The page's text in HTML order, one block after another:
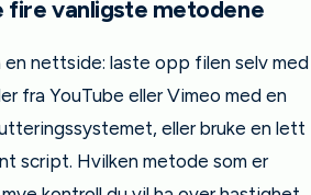
fire vanligste metodene
nettside: laste opp filen selv med
fra YouTube eller Vimeo med en
eller bruke en lett
script. Hvilken metode som er